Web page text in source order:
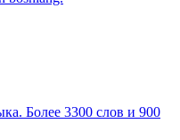
Более 3300 слов и 900